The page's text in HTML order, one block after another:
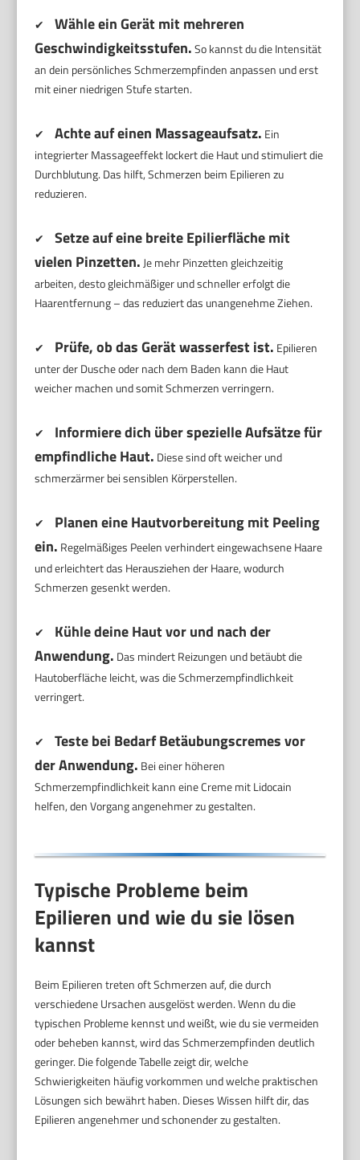
✔
Wähle ein Gerät mit mehreren
Geschwindigkeitsstufen.So kannst du die Intensität
an dein persönliches Schmerzempfinden anpassen und erst
mit einer niedrigen Stufe starten.
✔ Achte auf einen Massageaufsatz. Ein
integrierter Massageeffekt lockert die Haut und stimuliert die
Durchblutung. Das hilft, Schmerzen beim Epilieren zu
reduzieren.
✔
Setze auf eine breite Epilierfläche mit
vielen Pinzetten. Je mehr Pinzetten gleichzeitig
arbeiten, desto gleichmäßiger und schneller erfolgt die
Haarentfernung – das reduziert das unangenehme Ziehen.
✔ Prüfe, ob das Gerät wasserfest ist. Epilieren
unter der Dusche oder nach dem Baden kann die Haut
weicher machen und somit Schmerzen verringern.
✔
Informiere dich über spezielle Aufsätze für
empfindliche Haut. Diese sind oft weicher und
schmerzärmer bei sensiblen Körperstellen.
✔
Planen eine Hautvorbereitung mit Peeling
ein. Regelmäßiges Peelen verhindert eingewachsene Haare
und erleichtert das Herausziehen der Haare, wodurch
Schmerzen gesenkt werden.
✔
Kühle deine Haut vor und nach der
Anwendung. Das mindert Reizungen und betäubt die
Hautoberfläche leicht, was die Schmerzempfindlichkeit
verringert.
✔
Teste bei Bedarf Betäubungscremes vor
der Anwendung. Bei einer höheren
Schmerzempfindlichkeit kann eine Creme mit Lidocain
helfen, den Vorgang angenehmer zu gestalten.
Typische Probleme beim
Epilieren und wie du sie lösen
kannst
Beim Epilieren treten oft Schmerzen auf, die durch
verschiedene Ursachen ausgelöst werden. Wenn du die
typischen Probleme kennst und weißt, wie du sie vermeiden
oder beheben kannst, wird das Schmerzempfinden deutlich
geringer. Die folgende Tabelle zeigt dir, welche
Schwierigkeiten häufig vorkommen und welche praktischen
Lösungen sich bewährt haben. Dieses Wissen hilft dir, das
Epilieren angenehmer und schonender zu gestalten.